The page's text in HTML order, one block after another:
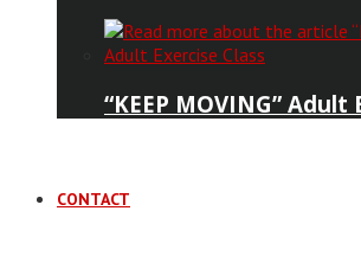
“KEEP MOVING” Adult
CONTACT